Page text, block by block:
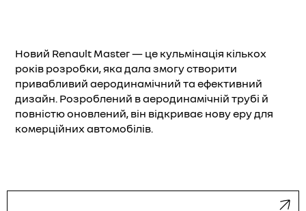
Новий Renault Master — це кульмінація кількох
років розробки, яка дала змогу створити
привабливий аеродинамічний та ефективний
дизайн. Розроблений в аеродинамічній трубі й
повністю оновлений, він відкриває нову еру для
комерційних автомобілів.